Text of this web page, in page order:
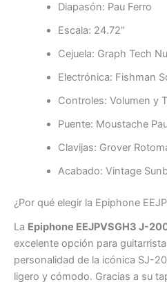
Diapasón: Pau Ferro
Escala: 24.72″
Cejuela: Graph Tech
Electrónica: Fishman
Controles: Volumen y
Puente: Moustache
Clavijas: Grover
Acabado: Vintage
¿Por qué elegir la Epiphone
La Epiphone EEJPVSGH3 J-
excelente opción para
personalidad de la icónica SJ-
ligero y cómodo. Gracias a su